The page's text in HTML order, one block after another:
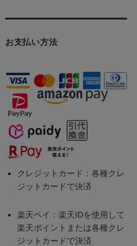
お支払い方法
クレジットカード：各種クレ
ジットカードで決済
楽天ペイ：楽天IDを使用して
楽天ポイントまたは各種クレ
ジットカードで決済